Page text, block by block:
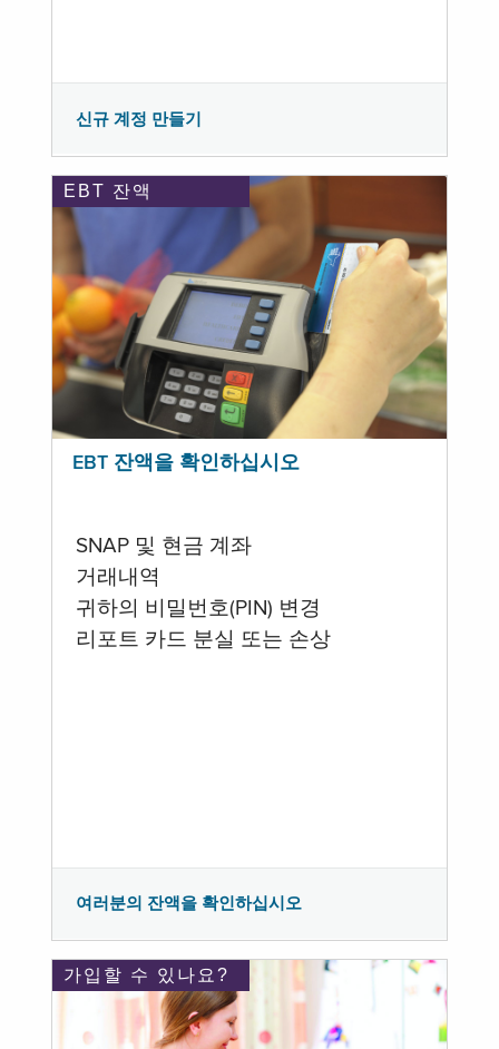
신규 계정 만들기
EBT 잔액
EBT 잔액을 확인하십시오
SNAP 및 현금 계좌
거래내역
귀하의 비밀번호(PIN) 변경
리포트 카드 분실 또는 손상
여러분의 잔액을 확인하십시오
가입할 수 있나요?